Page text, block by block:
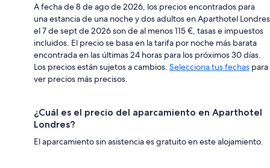
A fecha de 8 de ago de 2026, los precios encontrados para
una estancia de una noche y dos adultos en Aparthotel Londres
el 7 de sept de 2026 son de al menos 115 €, tasas e impuestos
incluidos. El precio se basa en la tarifa por noche más barata
encontrada en las últimas 24 horas para los próximos 30 días.
Los precios están sujetos a cambios. Selecciona tus fechas para
ver precios más precisos.
¿Cuál es el precio del aparcamiento en Aparthotel
Londres?
El aparcamiento sin asistencia es gratuito en este alojamiento.